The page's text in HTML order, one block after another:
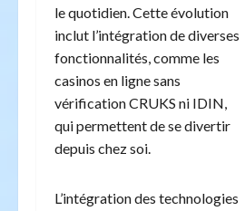
le quotidien. Cette évolution
inclut l’intégration de diverses
fonctionnalités, comme les
casinos en ligne sans
vérification CRUKS ni IDIN,
qui permettent de se divertir
depuis chez soi.
L’intégration des technologies